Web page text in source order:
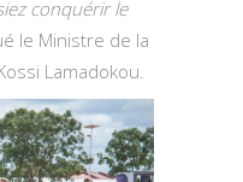
conquérir le
le Ministre de la
Lamadokou.